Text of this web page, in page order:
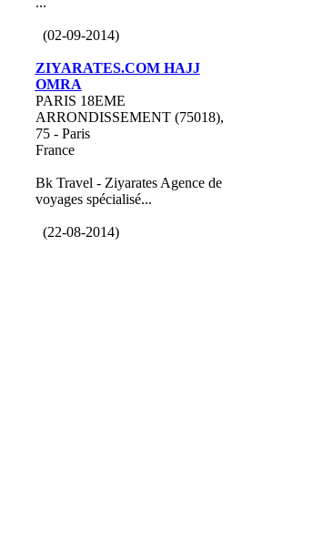
(02-09-2014)
ZIYARATES.COM HAJJ
OMRA
PARIS 18EME
ARRONDISSEMENT (75018),
75 - Paris
France
Bk Travel - Ziyarates Agence de
voyages spécialisé...
(22-08-2014)